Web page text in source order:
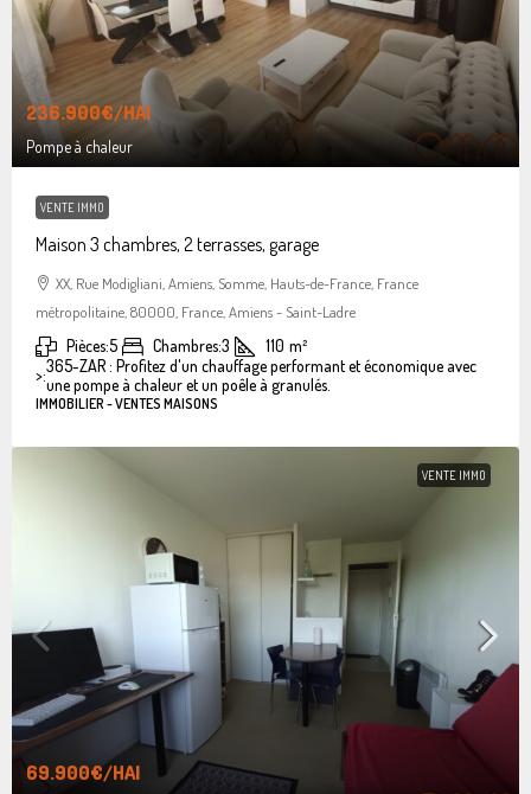
236.900€/HAI
Pompe à chaleur
VENTE IMMO
Maison 3 chambres, 2 terrasses, garage
XX, Rue Modigliani, Amiens, Somme, Hauts-de-France, France
métropolitaine, 80000, France, Amiens - Saint-Ladre
Pièces:5 Chambres:3 110 m²
>:365-ZAR : Profitez d'un chauffage performant et économique avec
une pompe à chaleur et un poêle à granulés.
IMMOBILIER - VENTES MAISONS
VENTE IMMO
69.900€/HAI